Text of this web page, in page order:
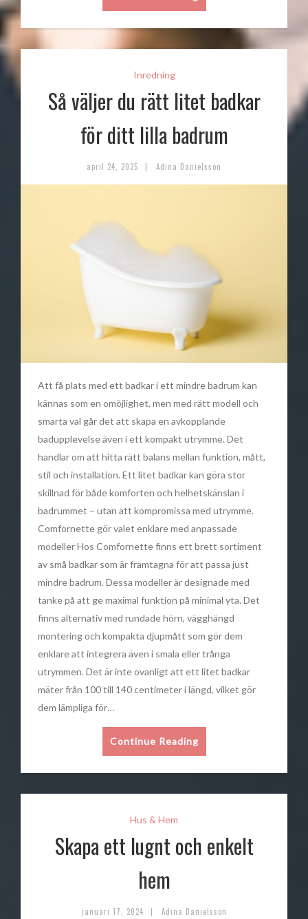
Inredning
Så väljer du rätt litet badkar
för ditt lilla badrum
april 24, 2025 | Adina Danielsson
Att få plats med ett badkar i ett mindre badrum kan
kännas som en omöjlighet, men med rätt modell och
smarta val går det att skapa en avkopplande
badupplevelse även i ett kompakt utrymme. Det
handlar om att hitta rätt balans mellan funktion, mått,
stil och installation. Ett litet badkar kan göra stor
skillnad för både komforten och helhetskänslan i
badrummet – utan att kompromissa med utrymme.
Comfornette gör valet enklare med anpassade
modeller Hos Comfornette finns ett brett sortiment
av små badkar som är framtagna för att passa just
mindre badrum. Dessa modeller är designade med
tanke på att ge maximal funktion på minimal yta. Det
finns alternativ med rundade hörn, vägghängd
montering och kompakta djupmått som gör dem
enklare att integrera även i smala eller trånga
utrymmen. Det är inte ovanligt att ett litet badkar
mäter från 100 till 140 centimeter i längd, vilket gör
dem lämpliga för…
Continue Reading
Hus & Hem
Skapa ett lugnt och enkelt
hem
januari 17, 2024 | Adina Danielsson